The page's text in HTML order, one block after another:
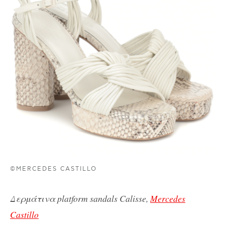
©MERCEDES CASTILLO
Δερμάτινα platform sandals Calisse,Mercedes
Castillo